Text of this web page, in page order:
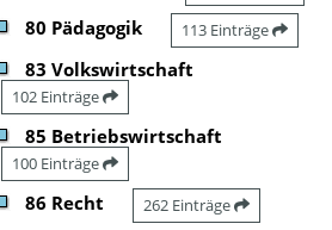
80 Pädagogik 113 Einträge
83 Volkswirtschaft
102 Einträge
85 Betriebswirtschaft
100 Einträge
86 Recht 262 Einträge